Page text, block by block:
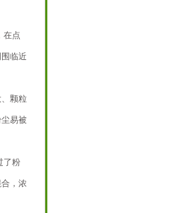
在点
临近
颗粒
易被
了粉
，浓